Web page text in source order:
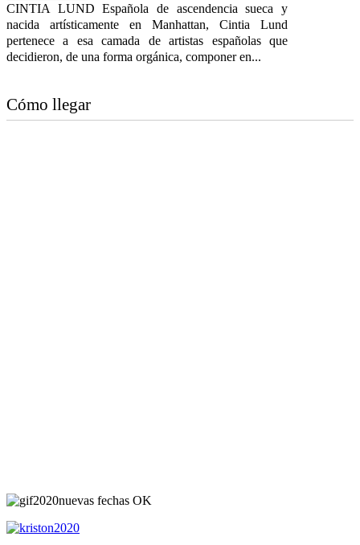
CINTIA LUND Española de ascendencia sueca y
nacida artísticamente en Manhattan, Cintia Lund
pertenece a esa camada de artistas españolas que
decidieron, de una forma orgánica, componer en...
Cómo llegar